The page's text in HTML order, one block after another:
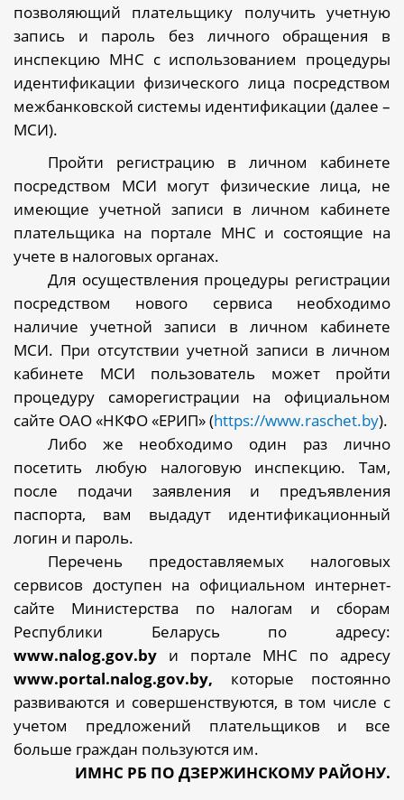
позволяющий плательщику получить учетную
запись и пароль без личного обращения в
инспекцию МНС с использованием процедуры
идентификации физического лица посредством
межбанковской системы идентификации (далее –
МСИ).
Пройти регистрацию в личном кабинете
посредством МСИ могут физические лица, не
имеющие учетной записи в личном кабинете
плательщика на портале МНС и состоящие на
учете в налоговых органах.
Для осуществления процедуры регистрации
посредством нового сервиса необходимо
наличие учетной записи в личном кабинете
МСИ. При отсутствии учетной записи в личном
кабинете МСИ пользователь может пройти
процедуру саморегистрации на официальном
сайте ОАО «НКФО «ЕРИП» (https://www.raschet.by).
Либо же необходимо один раз лично
посетить любую налоговую инспекцию. Там,
после подачи заявления и предъявления
паспорта, вам выдадут идентификационный
логин и пароль.
Перечень предоставляемых налоговых
сервисов доступен на официальном интернет-
сайте Министерства по налогам и сборам
Республики Беларусь по адресу:
www.nalog.gov.by и портале МНС по адресу
www.portal.nalog.gov.by, которые постоянно
развиваются и совершенствуются, в том числе с
учетом предложений плательщиков и все
больше граждан пользуются им.
ИМНС РБ ПО ДЗЕРЖИНСКОМУ РАЙОНУ.